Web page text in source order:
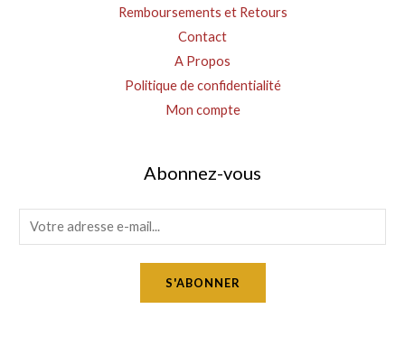
Remboursements et Retours
Contact
A Propos
Politique de confidentialité
Mon compte
Abonnez-vous
m
S'ABONNER